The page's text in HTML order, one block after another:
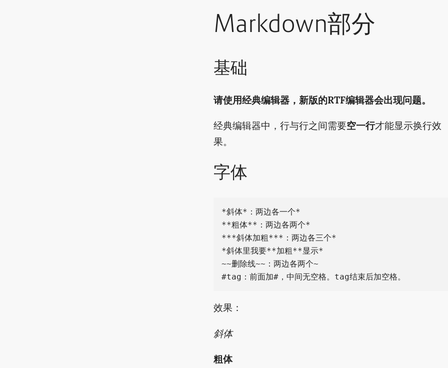
Markdown部分
基础
请使用经典编辑器，新版的RTF编辑器会出现问题。
经典编辑器中，行与行之间需要空一行才能显示换行效
果。
字体
*斜体*：两边各一个*
**粗体**：两边各两个*
***斜体加粗***：两边各三个*
*斜体里我要**加粗**显示*
~~删除线~~：两边各两个~
效果：
斜体
粗体